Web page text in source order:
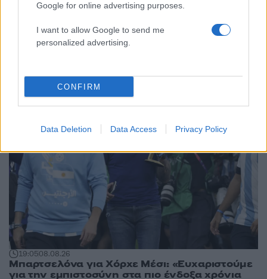
Google for online advertising purposes.
I want to allow Google to send me
personalized advertising.
CONFIRM
Data Deletion Data Access Privacy Policy
Αθλητικά:
19:0508.08.26
Μπαρτσελόνα για Χόρχε Μέσι: «Ευχαριστούμε
για την εμπιστοσύνη στα πιο ένδοξα χρόνια